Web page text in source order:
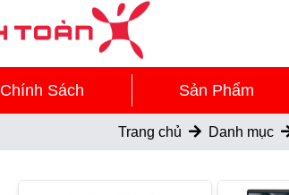
Chính Sách Sản Phẩm
Trang chủ Danh mục